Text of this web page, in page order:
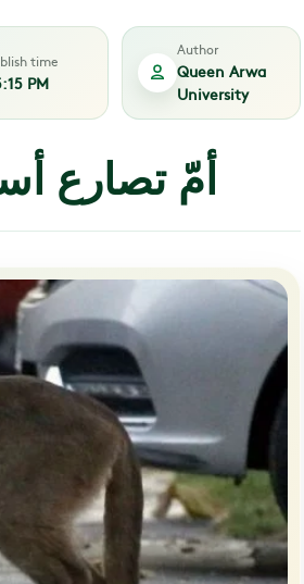
time
PM
Author
Queen Arwa
University
أمّ تصارع